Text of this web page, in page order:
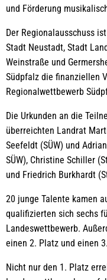
und Förderung
Der Regionalausschuss
Stadt Neustadt, Stadt
Weinstraße und
Südpfalz die finanziellen
Regionalwettbewerb
Die Urkunden an die
überreichten Landrat
Seefeldt (SÜW) und
SÜW), Christine Schiller
und Friedrich Burkhardt
20 junge Talente kamen
qualifizierten sich sechs
Landeswettbewerb.
einen 2. Platz und einen
Nicht nur den 1. Platz